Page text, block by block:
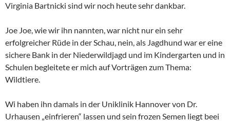
Virginia Bartnicki sind wir noch heute sehr dankbar.
Joe Joe, wie wir ihn nannten, war nicht nur ein sehr
erfolgreicher Rüde in der Schau, nein, als Jagdhund war er eine
sichere Bank in der Niederwildjagd und im Kindergarten und in
Schulen begleitete er mich auf Vorträgen zum Thema:
Wildtiere.
Wi haben ihn damals in der Uniklinik Hannover von Dr.
Urhausen „einfrieren“ lassen und sein frozen Semen liegt beei